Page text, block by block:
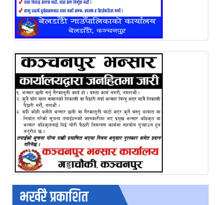
भर्खरै प्रकाशित